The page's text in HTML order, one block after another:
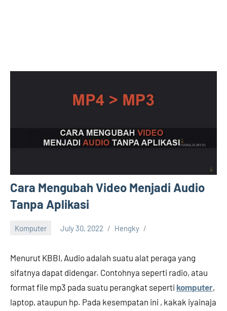
Cara Mengubah Video Menjadi Audio
Tanpa Aplikasi
Komputer July 30, 2022 Hengky
Menurut KBBI, Audio adalah suatu alat peraga yang
sifatnya dapat didengar. Contohnya seperti radio, atau
format file mp3 pada suatu perangkat seperti komputer,
laptop, ataupun hp. Pada kesempatan ini , kakak iyainaja